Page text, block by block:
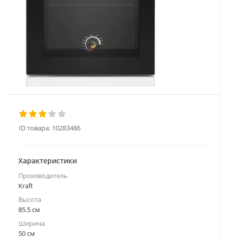
ID товара: 10283486
Характеристики
Производитель
Kraft
Высота
85.5 см
Ширина
50 см